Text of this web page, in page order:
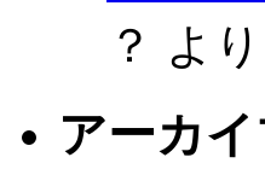
？ より
アーカ